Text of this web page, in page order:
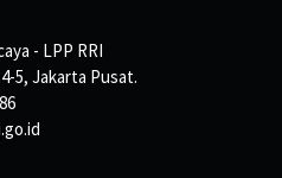
- LPP RRI
5, Jakarta Pusat.